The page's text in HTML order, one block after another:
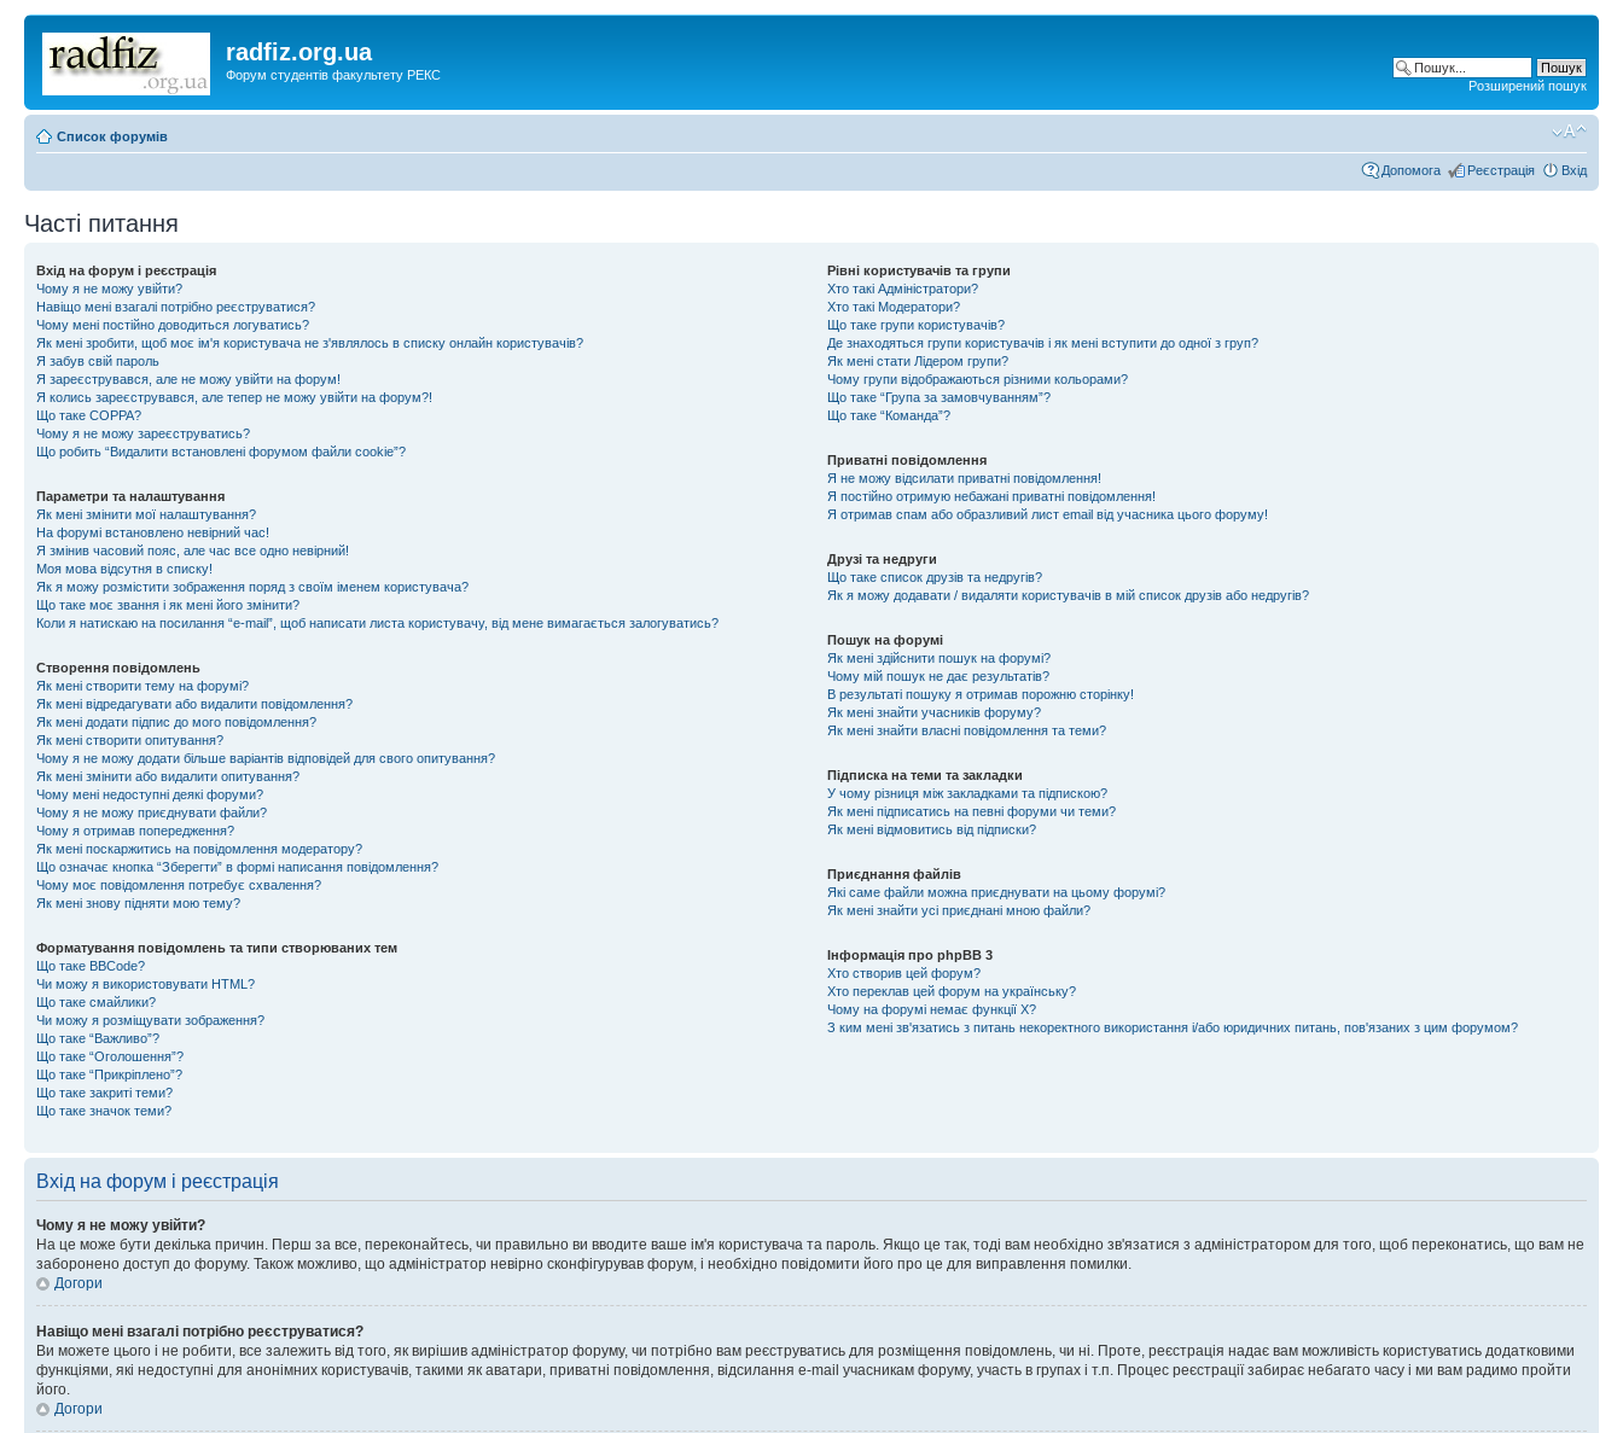
radfiz.org.ua
Форум студентів факультету РЕКС
Розширений пошук
Список форумів
Допомога Реєстрація Вхід
Часті питання
Вхід на форум і реєстрація
Чому я не можу увійти?
Навіщо мені взагалі потрібно реєструватися?
Чому мені постійно доводиться логуватись?
Як мені зробити, щоб моє ім'я користувача не з'являлось в списку онлайн користувачів?
Я забув свій пароль
Я зареєструвався, але не можу увійти на форум!
Я колись зареєструвався, але тепер не можу увійти на форум?!
Що таке COPPA?
Чому я не можу зареєструватись?
Що робить “Видалити встановлені форумом файли cookie”?
Параметри та налаштування
Як мені змінити мої налаштування?
На форумі встановлено невірний час!
Я змінив часовий пояс, але час все одно невірний!
Моя мова відсутня в списку!
Як я можу розмістити зображення поряд з своїм іменем користувача?
Що таке моє звання і як мені його змінити?
Коли я натискаю на посилання “e-mail”, щоб написати листа користувачу, від мене вимагається залогуватись?
Створення повідомлень
Як мені створити тему на форумі?
Як мені відредагувати або видалити повідомлення?
Як мені додати підпис до мого повідомлення?
Як мені створити опитування?
Чому я не можу додати більше варіантів відповідей для свого опитування?
Як мені змінити або видалити опитування?
Чому мені недоступні деякі форуми?
Чому я не можу приєднувати файли?
Чому я отримав попередження?
Як мені поскаржитись на повідомлення модератору?
Що означає кнопка “Зберегти” в формі написання повідомлення?
Чому моє повідомлення потребує схвалення?
Як мені знову підняти мою тему?
Форматування повідомлень та типи створюваних тем
Що таке BBCode?
Чи можу я використовувати HTML?
Що таке смайлики?
Чи можу я розміщувати зображення?
Що таке “Важливо”?
Що таке “Оголошення”?
Що таке “Прикріплено”?
Що таке закриті теми?
Що таке значок теми?
Рівні користувачів та групи
Хто такі Адміністратори?
Хто такі Модератори?
Що таке групи користувачів?
Де знаходяться групи користувачів і як мені вступити до одної з груп?
Як мені стати Лідером групи?
Чому групи відображаються різними кольорами?
Що таке “Група за замовчуванням”?
Що таке “Команда”?
Приватні повідомлення
Я не можу відсилати приватні повідомлення!
Я постійно отримую небажані приватні повідомлення!
Я отримав спам або образливий лист email від учасника цього форуму!
Друзі та недруги
Що таке список друзів та недругів?
Як я можу додавати / видаляти користувачів в мій список друзів або недругів?
Пошук на форумі
Як мені здійснити пошук на форумі?
Чому мій пошук не дає результатів?
В результаті пошуку я отримав порожню сторінку!
Як мені знайти учасників форуму?
Як мені знайти власні повідомлення та теми?
Підписка на теми та закладки
У чому різниця між закладками та підпискою?
Як мені підписатись на певні форуми чи теми?
Як мені відмовитись від підписки?
Приєднання файлів
Які саме файли можна приєднувати на цьому форумі?
Як мені знайти усі приєднані мною файли?
Інформація про phpBB 3
Хто створив цей форум?
Хто переклав цей форум на українську?
Чому на форумі немає функції X?
З ким мені зв'язатись з питань некоректного використання і/або юридичних питань, пов'язаних з цим форумом?
Вхід на форум і реєстрація
Чому я не можу увійти?
На це може бути декілька причин. Перш за все, переконайтесь, чи правильно ви вводите ваше ім'я користувача та пароль. Якщо це так, тоді вам необхідно зв'язатися з адміністратором для того, щоб переконатись, що вам не
заборонено доступ до форуму. Також можливо, що адміністратор невірно сконфігурував форум, і необхідно повідомити його про це для виправлення помилки.
Догори
Навіщо мені взагалі потрібно реєструватися?
Ви можете цього і не робити, все залежить від того, як вирішив адміністратор форуму, чи потрібно вам реєструватись для розміщення повідомлень, чи ні. Проте, реєстрація надає вам можливість користуватись додатковими
функціями, які недоступні для анонімних користувачів, такими як аватари, приватні повідомлення, відсилання e-mail учасникам форуму, участь в групах і т.п. Процес реєстрації забирає небагато часу і ми вам радимо пройти
його.
Догори